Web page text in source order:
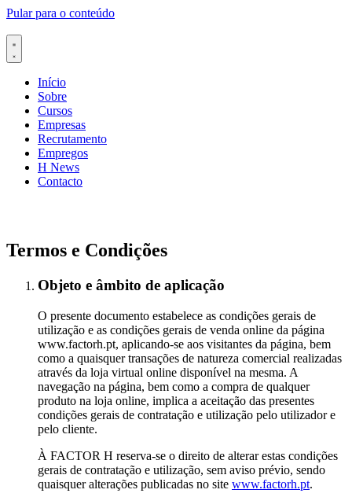
Pular para o conteúdo
Início
Sobre
Cursos
Empresas
Recrutamento
Empregos
H News
Contacto
Termos e Condições
Objeto e âmbito de aplicação
O presente documento estabelece as condições gerais de
utilização e as condições gerais de venda online da página
www.factorh.pt, aplicando-se aos visitantes da página, bem
como a quaisquer transações de natureza comercial realizadas
através da loja virtual online disponível na mesma. A
navegação na página, bem como a compra de qualquer
produto na loja online, implica a aceitação das presentes
condições gerais de contratação e utilização pelo utilizador e
pelo cliente.
À FACTOR H reserva-se o direito de alterar estas condições
gerais de contratação e utilização, sem aviso prévio, sendo
quaisquer alterações publicadas no site www.factorh.pt.